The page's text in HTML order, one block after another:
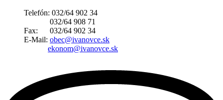
Telefón: 032/64 902 34
032/64 908 71
Fax: 032/64 902 34
E-Mail: obec@ivanovce.sk
ekonom@ivanovce.sk